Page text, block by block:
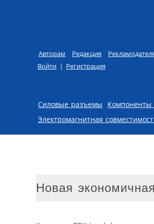
Авторам Редакция
Войти | Регистрация
Skip to content
Силовые разъемы Компоненты
Электромагнитная
Новая